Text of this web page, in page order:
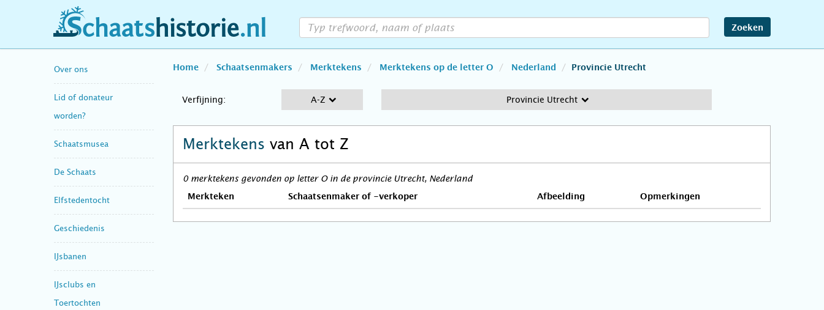
schaatshistorie.nl Zoeken
Over ons
Lid of donateur
worden?
Schaatsmusea
De Schaats
Elfstedentocht
Geschiedenis
IJsbanen
IJsclubs en
Toertochten
Home Schaatsenmakers Merktekens Merktekens op de letter O Nederland Provincie Utrecht
Verfijning: A-Z Provincie Utrecht
Merktekens van A tot Z
0 merktekens gevonden op letter O in de provincie Utrecht, Nederland
Merkteken Schaatsenmaker of -verkoper Afbeelding Opmerkingen